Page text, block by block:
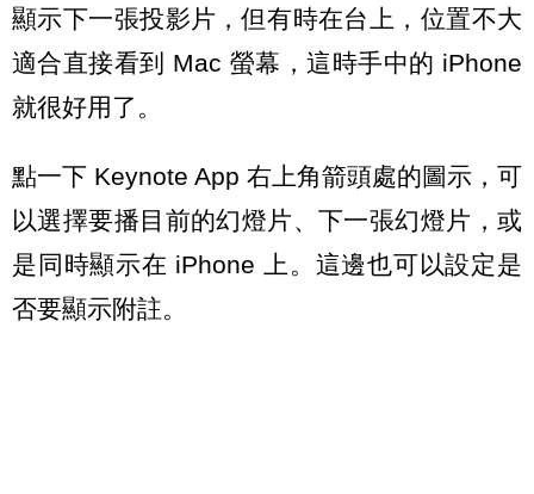
顯示下一張投影片，但有時在台上，位置不大
適合直接看到 Mac 螢幕，這時手中的 iPhone
就很好用了。
點一下 Keynote App 右上角箭頭處的圖示，可
以選擇要播目前的幻燈片、下一張幻燈片，或
是同時顯示在 iPhone 上。這邊也可以設定是
否要顯示附註。